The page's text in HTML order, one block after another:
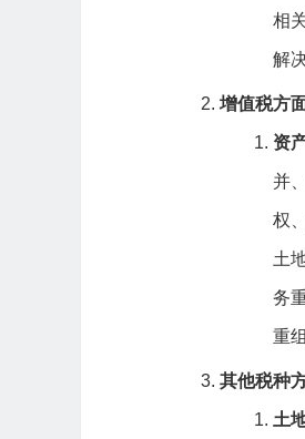
相
解
增值税方
资
并
权
土
务
重
其他税种
土